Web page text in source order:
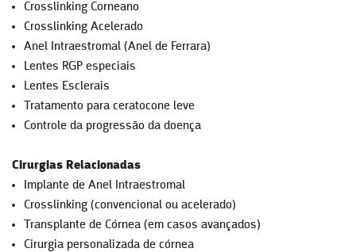
Crosslinking Corneano
Crosslinking Acelerado
Anel Intraestromal (Anel de Ferrara)
Lentes RGP especiais
Lentes Esclerais
Tratamento para ceratocone leve
Controle da progressão da doença
Cirurgias Relacionadas
Implante de Anel Intraestromal
Crosslinking (convencional ou acelerado)
Transplante de Córnea (em casos avançados)
Cirurgia personalizada de córnea